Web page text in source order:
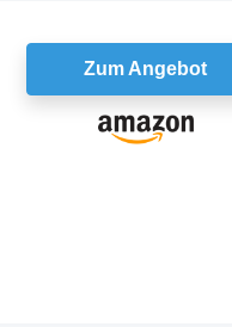
Zum Angebot